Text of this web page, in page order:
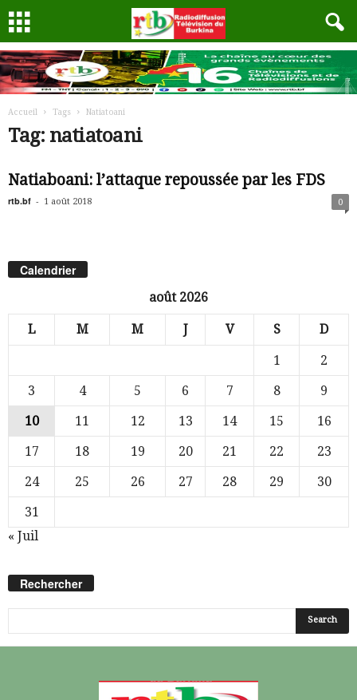
Accueil Tags Natiatoani
Tag: natiatoani
Natiaboani: l’attaque repoussée par les FDS
rtb.bf - 1 août 2018 0
Calendrier
août 2026
L M M J V S D
1
2
3
4 5 6 7 8
9
10
11 12 13 14 15
16
17
18 19 20 21 22
23
24
25 26 27 28 29
30
31
« Juil
Rechercher